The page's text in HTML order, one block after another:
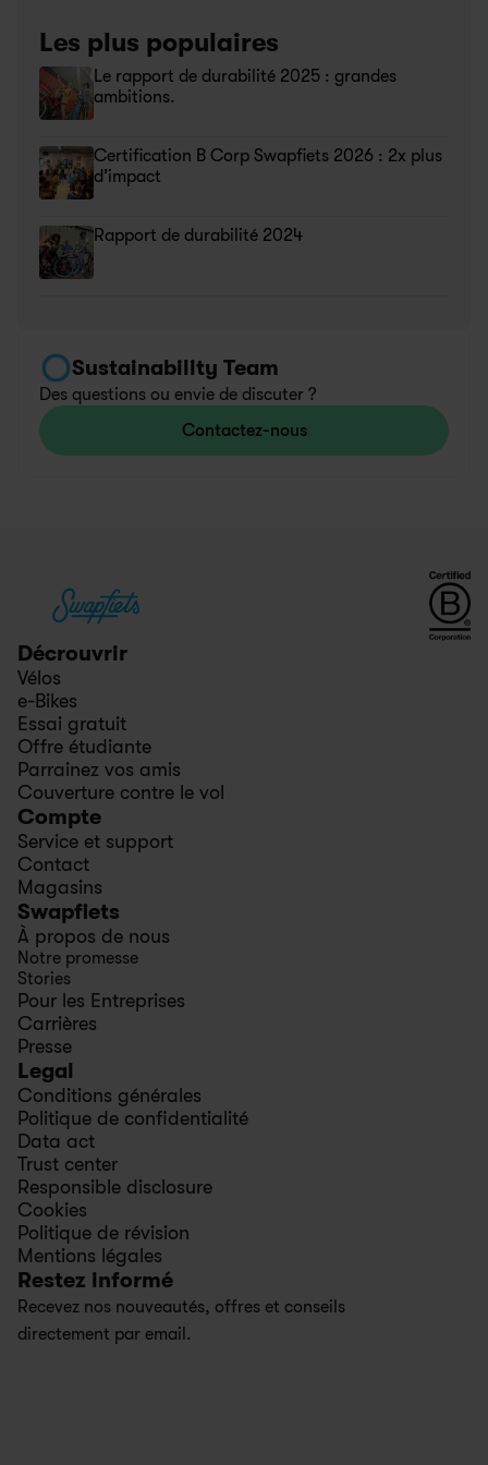
Les plus populaires
Le rapport de durabilité 2025 : grandes
ambitions.
Certification B Corp Swapfiets 2026 : 2x plus
d’impact
Rapport de durabilité 2024
Sustainability Team
Des questions ou envie de discuter ?
Contactez-nous
Restez informé
Recevez nos nouveautés, offres et conseils
directement par email.
Décrouvrir
Vélos
e-Bikes
Essai gratuit
Offre étudiante
Parrainez vos amis
Couverture contre le vol
Compte
Service et support
Contact
Magasins
Swapfiets
À propos de nous
Notre promesse
Stories
Pour les Entreprises
Carrières
Presse
Legal
Conditions générales
Politique de confidentialité
Data act
Trust center
Responsible disclosure
Cookies
Politique de révision
Mentions légales